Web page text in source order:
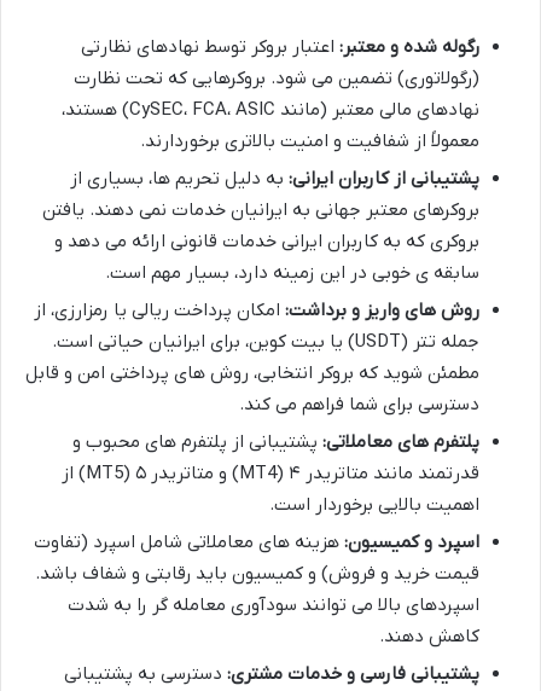
رگوله شده و معتبر: اعتبار بروکر توسط نهادهای نظارتی
(رگولاتوری) تضمین می شود. بروکرهایی که تحت نظارت
نهادهای مالی معتبر (مانند CySEC، FCA، ASIC) هستند،
معمولاً از شفافیت و امنیت بالاتری برخوردارند.
پشتیبانی از کاربران ایرانی: به دلیل تحریم ها، بسیاری از
بروکرهای معتبر جهانی به ایرانیان خدمات نمی دهند. یافتن
بروکری که به کاربران ایرانی خدمات قانونی ارائه می دهد و
سابقه ی خوبی در این زمینه دارد، بسیار مهم است.
روش های واریز و برداشت: امکان پرداخت ریالی یا رمزارزی، از
جمله تتر (USDT) یا بیت کوین، برای ایرانیان حیاتی است.
مطمئن شوید که بروکر انتخابی، روش های پرداختی امن و قابل
دسترسی برای شما فراهم می کند.
پلتفرم های معاملاتی: پشتیبانی از پلتفرم های محبوب و
قدرتمند مانند متاتریدر ۴ (MT4) و متاتریدر ۵ (MT5) از
اهمیت بالایی برخوردار است.
اسپرد و کمیسیون: هزینه های معاملاتی شامل اسپرد (تفاوت
قیمت خرید و فروش) و کمیسیون باید رقابتی و شفاف باشد.
اسپردهای بالا می توانند سودآوری معامله گر را به شدت
کاهش دهند.
پشتیبانی فارسی و خدمات مشتری: دسترسی به پشتیبانی